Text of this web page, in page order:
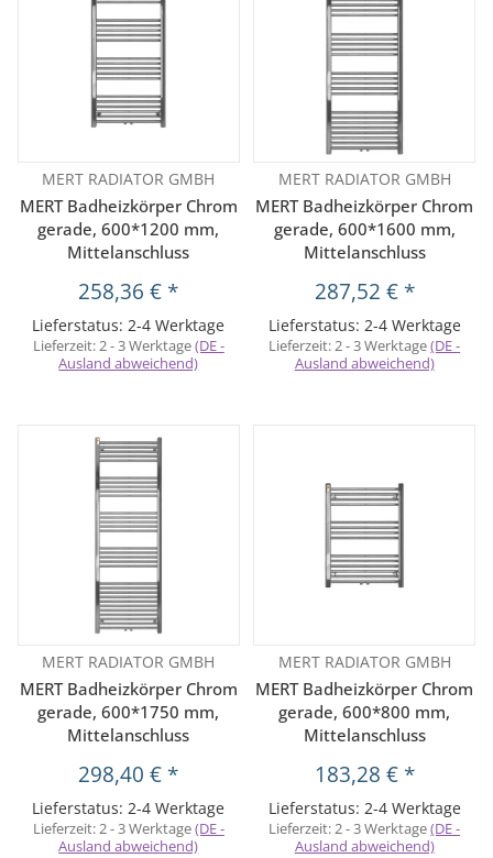
MERT RADIATOR GMBH
MERT Badheizkörper Chrom
gerade, 600*1200 mm,
Mittelanschluss
258,36 € *
Lieferstatus: 2-4 Werktage
Lieferzeit:2 - 3 Werktage(DE -
Ausland abweichend)
MERT RADIATOR GMBH
MERT Badheizkörper Chrom
gerade, 600*1600 mm,
Mittelanschluss
287,52 € *
Lieferstatus: 2-4 Werktage
Lieferzeit:2 - 3 Werktage(DE -
Ausland abweichend)
MERT RADIATOR GMBH
MERT Badheizkörper Chrom
gerade, 600*1750 mm,
Mittelanschluss
298,40 € *
Lieferstatus: 2-4 Werktage
Lieferzeit:2 - 3 Werktage(DE -
Ausland abweichend)
MERT RADIATOR GMBH
MERT Badheizkörper Chrom
gerade, 600*800 mm,
Mittelanschluss
183,28 € *
Lieferstatus: 2-4 Werktage
Lieferzeit:2 - 3 Werktage(DE -
Ausland abweichend)